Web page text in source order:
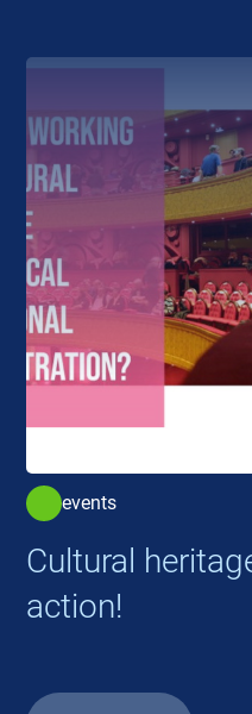
events
Cultural
action!